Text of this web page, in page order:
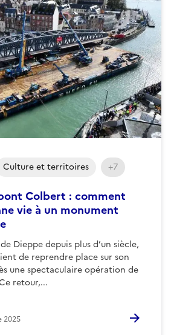
Colbert : comment
vie à un monument
Dieppe depuis plus d’un siècle,
de reprendre place sur son
une spectaculaire opération de
retour,...
Culture et territoires +7
2025